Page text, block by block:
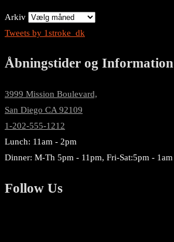
Arkiv
Tweets by 1stroke_dk
Åbningstider og Information
3999 Mission Boulevard,
San Diego CA 92109
1-202-555-1212
Lunch: 11am - 2pm
Dinner: M-Th 5pm - 11pm, Fri-Sat:5pm - 1am
Follow Us